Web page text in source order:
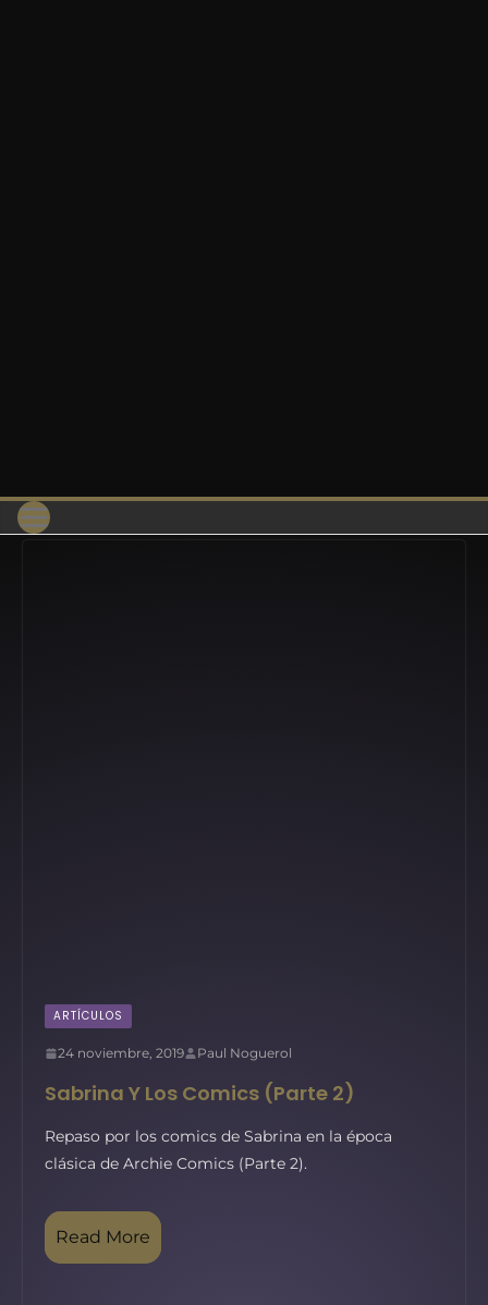
ARTÍCULOS
24 noviembre, 2019 Paul Noguerol
Sabrina Y Los Comics (Parte 2)
Repaso por los comics de Sabrina en la época
clásica de Archie Comics (Parte 2).
Read More